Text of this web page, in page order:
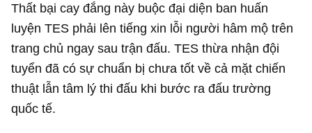
Thất bại cay đắng này buộc đại diện ban huấn
luyện TES phải lên tiếng xin lỗi người hâm mộ trên
trang chủ ngay sau trận đấu. TES thừa nhận đội
tuyển đã có sự chuẩn bị chưa tốt về cả mặt chiến
thuật lẫn tâm lý thi đấu khi bước ra đấu trường
quốc tế.